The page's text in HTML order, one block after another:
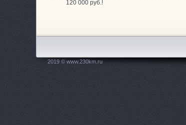
120 000 руб.!
2019 © www.230km.ru